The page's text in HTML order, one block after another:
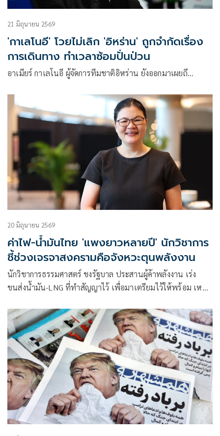
21 มิถุนายน 2569
'กาเลโนอี' โวยไม่เลิก 'อิหร่าน' ถูกจำกัดเรื่อง
การเดินทาง ทำเวลาซ้อมปั่นป่วน
อาเมียร์ กาเลโนอี ผู้จัดการทีมชาติอิหร่าน ยังออกมาเผยถึ…
20 มิถุนายน 2569
ค่าไฟ-น้ำมันไทย 'แพงยาวหลายปี' นักวิชาการ
ชี้ช่วงเจรจาสงครามคือจังหวะตุนพลังงาน
นักวิชาการธรรมศาสตร์ ชงรัฐบาล ประสานผู้ค้าพลังงาน เร่ง
ขนส่งน้ำมัน-LNG ที่ทำสัญญาไว้ เพื่อมาเตรียมไว้ให้พร้อม เหตุ
แน่นอน ชี้ วิกฤตครั้งนี้ไทยเจ็บหนัก ราคาน้ำมัน-ไฟฟ้าแพงยาว
แนะ เร่งใช้เงินกู้ 2 แสนล้านเปลี่ยนผ่านพลังงาน เพราะไทย
เปราะบางด้านพลังงานจริง